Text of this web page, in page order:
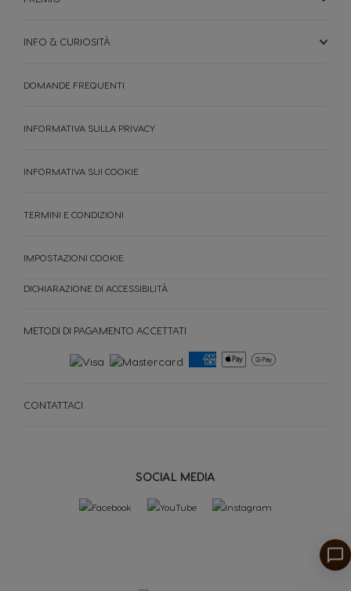
CAPSULE
MACCHINE
INFO & CURIOSITÀ
SOCIAL MEDIA
METODI DI PAGAMENTO ACCETTATI
CONTATTACI
DOMANDE FREQUENTI
INFORMATIVA SULLA PRIVACY
INFORMATIVA SUI COOKIE
TERMINI E CONDIZIONI
IMPOSTAZIONI COOKIE
DICHIARAZIONE DI ACCESSIBILITÀ